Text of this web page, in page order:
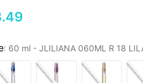
.49
: 60 ml - JLILIANA 060ML R 18